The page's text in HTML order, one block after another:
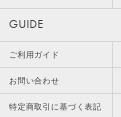
GUIDE
ご利用ガイド
お問い合わせ
特定商取引に基づく表記